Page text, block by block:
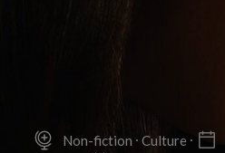
Non-fiction Culture